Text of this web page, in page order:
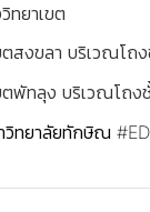
ทยาเขต
สงขลา บริเวณโถ
พัทลุง บริเวณโถงชั้
วิทยาลัยทักษิณ